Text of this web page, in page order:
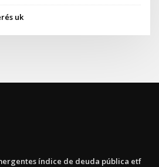
uk
índice de deuda pública etf